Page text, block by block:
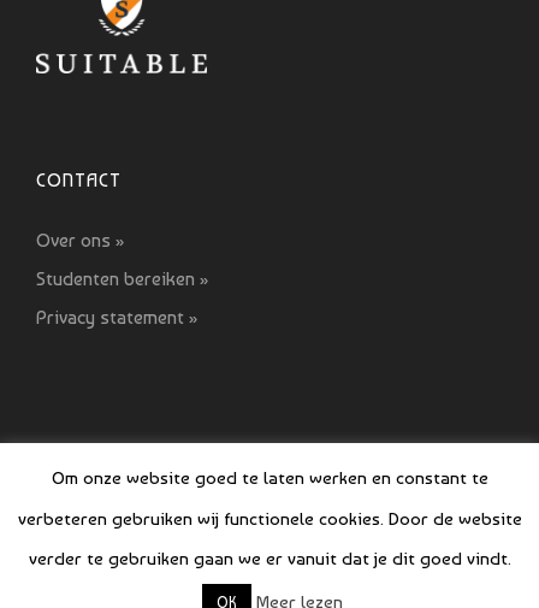
CONTACT
Over ons »
Studenten bereiken »
Privacy statement »
© COPYRIGHT SI GIDS 2021-2022
Om onze website goed te laten werken en constant te
verbeteren gebruiken wij functionele cookies. Door de website
verder te gebruiken gaan we er vanuit dat je dit goed vindt.
OK Meer lezen